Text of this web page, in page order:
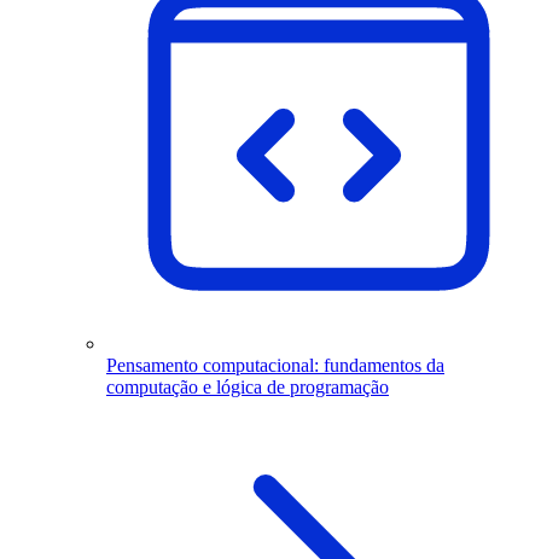
Pensamento computacional: fundamentos da
computação e lógica de programação